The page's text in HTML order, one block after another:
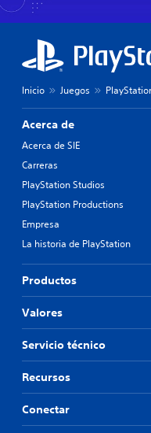
Inicio Juegos
Acerca de
Acerca de SIE
Carreras
PlayStation Studios
PlayStation Productions
Empresa
La historia de PlayStation
Productos
Valores
Servicio técnico
Recursos
Conectar